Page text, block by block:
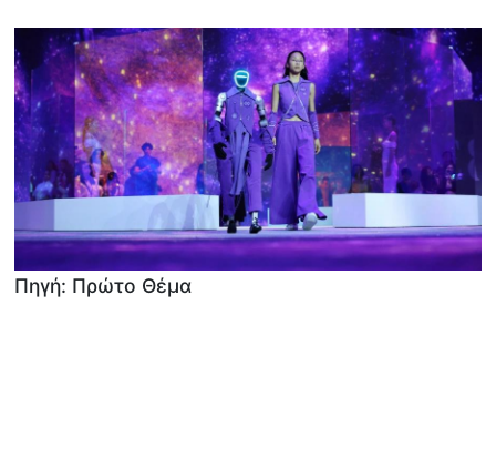
Πηγή: Πρώτο Θέμα